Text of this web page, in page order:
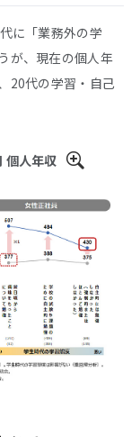
に「業務外の学
が、現在の個人年
20代の学習・自己
個人年収